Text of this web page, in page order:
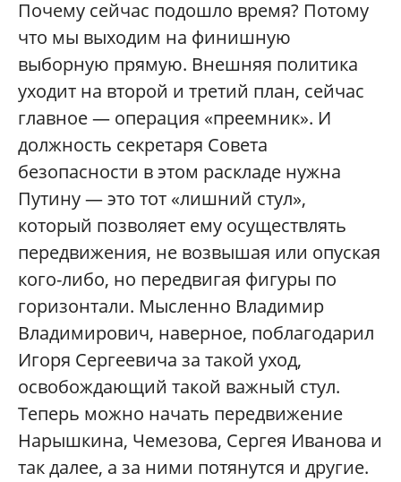
Почему сейчас подошло время? Потому
что мы выходим на финишную
выборную прямую. Внешняя политика
уходит на второй и третий план, сейчас
главное — операция «преемник». И
должность секретаря Совета
безопасности в этом раскладе нужна
Путину — это тот «лишний стул»,
который позволяет ему осуществлять
передвижения, не возвышая или опуская
кого-либо, но передвигая фигуры по
горизонтали. Мысленно Владимир
Владимирович, наверное, поблагодарил
Игоря Сергеевича за такой уход,
освобождающий такой важный стул.
Теперь можно начать передвижение
Нарышкина, Чемезова, Сергея Иванова и
так далее, а за ними потянутся и другие.